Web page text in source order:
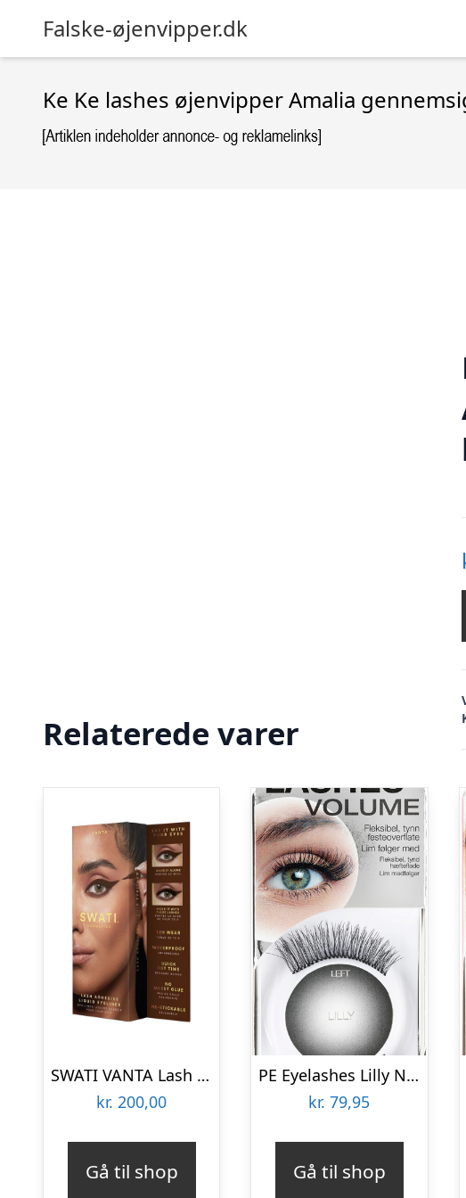
Falske-øjenvipper.dk
Ke Ke lashes øjenvipper Amalia
Relaterede varer
SWATI VANTA Lash Adhesive Liquid Eyeliner Brown
kr. 200,00
Gå til shop
PE Eyelashes Lilly No/dk
kr. 79,95
Gå til shop